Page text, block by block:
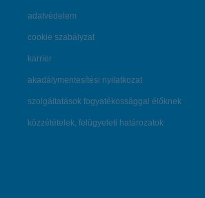
adatvédelem
cookie szabályzat
karrier
akadálymentesítési nyilatkozat
szolgáltatások fogyatékossággal élőknek
közzétételek, felügyeleti határozatok